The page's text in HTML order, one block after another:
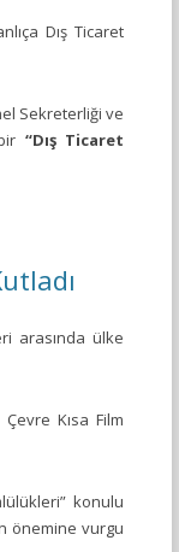
Dış Ticaret
Sekreterliği ve
“Dış Ticaret
arasında ülke
Kısa Film
konulu
önemine vurgu